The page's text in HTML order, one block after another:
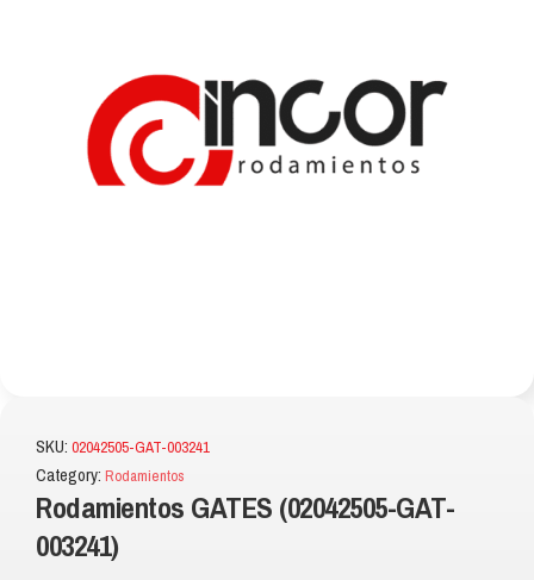
SKU: 02042505-GAT-003241
Category: Rodamientos
Rodamientos GATES (02042505-GAT-
003241)